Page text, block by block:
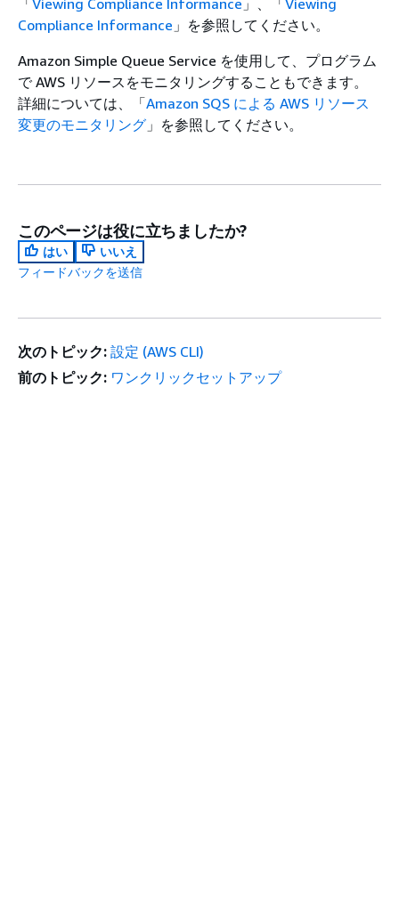
「Viewing Compliance Informance 」、「Viewing
Compliance Informance 」を参照してください。
Amazon Simple Queue Service を使用して、プログラム
で AWS リソースをモニタリングすることもできます。
詳細については、「Amazon SQS による AWS リソース
変更のモニタリング 」を参照してください。
このページは役に立ちましたか?
はい
いいえ
フィードバックを送信
次のトピック: 設定 (AWS CLI)
前のトピック: ワンクリックセットアップ